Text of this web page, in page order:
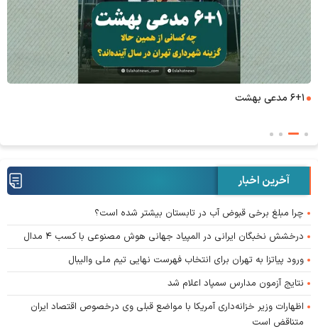
۶+۱ مدعی بهشت
آخرین اخبار
چرا مبلغ برخی قبوض آب در تابستان بیشتر شده است؟
درخشش نخبگان ایرانی در المپیاد جهانی هوش مصنوعی با کسب ۴ مدال
ورود پیاتزا به تهران برای انتخاب فهرست نهایی تیم ملی والیبال
نتایج آزمون مدارس سمپاد اعلام شد
اظهارات وزیر خزانه‌داری آمریکا با مواضع قبلی وی درخصوص اقتصاد ایران
متناقض است